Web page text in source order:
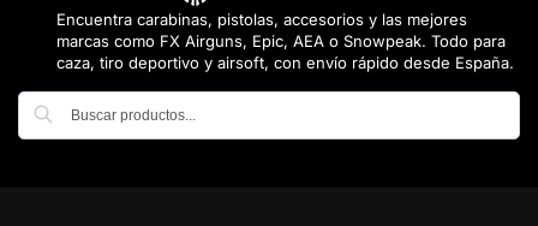
Encuentra carabinas, pistolas, accesorios y las mejores
marcas como FX Airguns, Epic, AEA o Snowpeak. Todo para
caza, tiro deportivo y airsoft, con envío rápido desde España.